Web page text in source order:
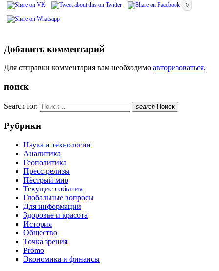
0
Добавить комментарий
Для отправки комментария вам необходимо авторизоваться.
поиск
Search for: search Поиск
Рубрики
Наука и технологии
Аналитика
Геополитика
Пресс-релизы
Пёстрый мир
Текущие события
Глобальные вопросы
Для информации
Здоровье и красота
История
Общество
Точка зрения
Promo
Экономика и финансы